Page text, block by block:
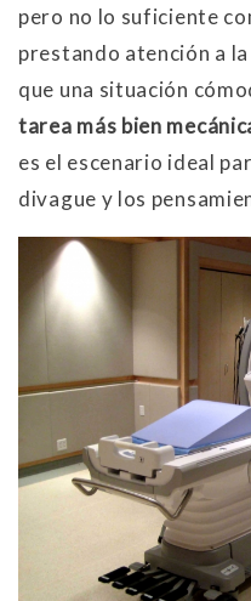
pero no lo suficiente
prestando atención a
que una situación
tarea más bien
es el escenario ideal
divague y los